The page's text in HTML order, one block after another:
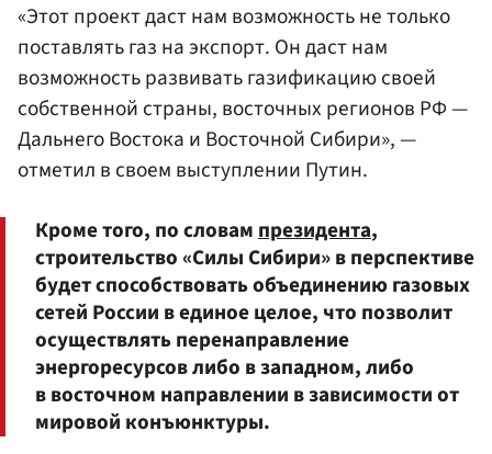
«Этот проект даст нам возможность не только
поставлять газ на экспорт. Он даст нам
возможность развивать газификацию своей
собственной страны, восточных регионов РФ —
Дальнего Востока и Восточной Сибири», —
отметил в своем выступлении Путин.
Кроме того, по словампрезидента,
строительство «Силы Сибири» в перспективе
будет способствовать объединению газовых
сетей России в единое целое, что позволит
осуществлять перенаправление
энергоресурсов либо в западном, либо
в восточном направлении в зависимости от
мировой конъюнктуры.